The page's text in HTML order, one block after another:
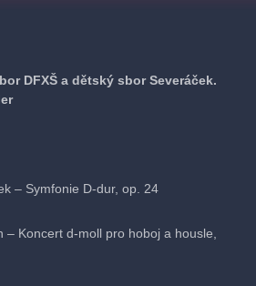
DFXŠ a dětský sbor Severáček.
– Symfonie D-dur, op. 24
– Koncert d-moll pro hoboj a housle,